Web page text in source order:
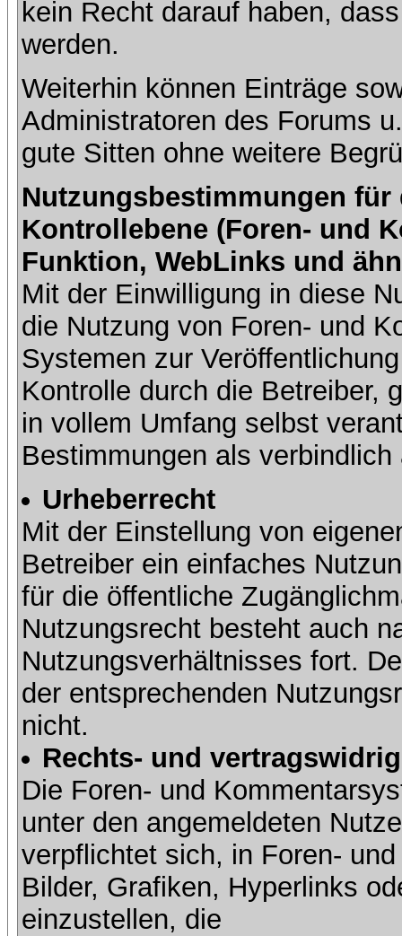
kein Recht darauf haben,
werden.
Weiterhin können Einträge
Administratoren des Forums
gute Sitten ohne weitere
Nutzungsbestimmungen
Kontrollebene (Foren- und
Funktion, WebLinks und
Mit der Einwilligung in diese
die Nutzung von Foren- und
Systemen zur
Kontrolle durch die Betreiber,
in vollem Umfang selbst
Bestimmungen als verbindlich
Urheberrecht
Mit der Einstellung von
Betreiber ein einfaches
für die öffentliche
Nutzungsrecht besteht auch
Nutzungsverhältnisses fort.
der entsprechenden
nicht.
Rechts- und
Die Foren- und
unter den angemeldeten
verpflichtet sich, in Foren-
Bilder, Grafiken, Hyperlinks
einzustellen, die